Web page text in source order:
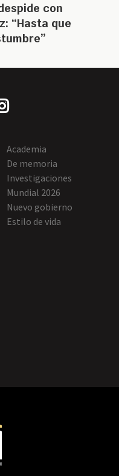
con
“Hasta que
Academia
De memoria
Investigaciones
Mundial 2026
Nuevo gobierno
Estilo de vida